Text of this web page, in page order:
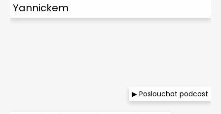
Yannickem
▶ Poslouchat podcast